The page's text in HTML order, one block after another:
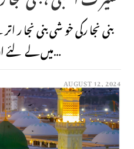
بنی نجا رکی خو شی بنی نجا
میں لے لئے اور خو شی سے سر شا رہو کر ان…
AUGUST 12, 2024